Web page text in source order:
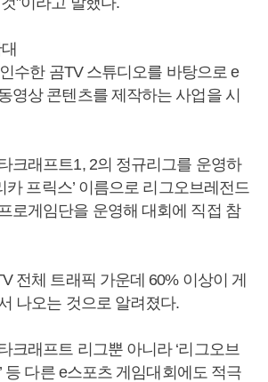
수한 곰TV 스튜디오를 바탕으로 e
영상 콘텐츠를 제작하는 사업을 시
크래프트1, 2의 정규리그를 운영하
카 프릭스’ 이름으로 리그오브레전드
로게임단을 운영해 대회에 직접 참
전체 트래픽 가운데 60% 이상이 게
나오는 것으로 알려졌다.
크래프트 리그뿐 아니라 ‘리그오브
등 다른 e스포츠 게임대회에도 적극